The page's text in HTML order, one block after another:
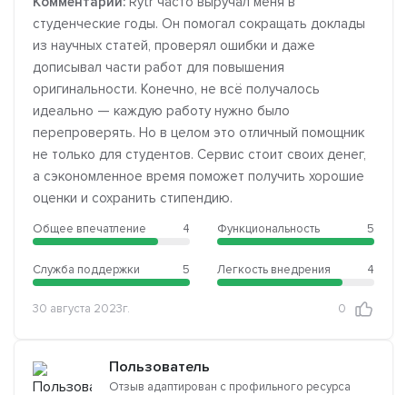
студенческие годы. Он помогал сокращать доклады
из научных статей, проверял ошибки и даже
дописывал части работ для повышения
оригинальности. Конечно, не всё получалось
идеально — каждую работу нужно было
перепроверять. Но в целом это отличный помощник
не только для студентов. Сервис стоит своих денег,
а сэкономленное время поможет получить хорошие
оценки и сохранить стипендию.
Общее впечатление 4
Служба поддержки 5
Функциональность 5
Легкость внедрения 4
30 августа 2023г. 0
Пользователь
Отзыв адаптирован с профильного ресурса